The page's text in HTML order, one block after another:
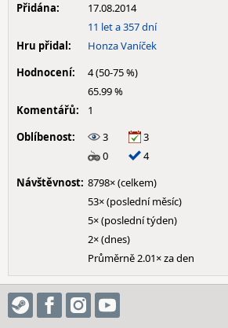
Přidána:
17.08.2014
11 let a 357 dní
Hru přidal:
Honza Vaníček
Hodnocení:
4 (50-75 %)
65.99 %
Komentářů:
1
Oblíbenost:
3
3
0
4
Návštěvnost: 8798× (celkem)
53× (poslední měsíc)
5× (poslední týden)
2× (dnes)
Průměrně 2.01× za den